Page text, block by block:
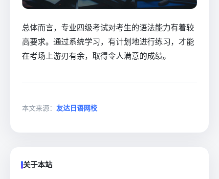
总体而言，专业四级考试对考生的语法能力有着较
高要求。通过系统学习，有计划地进行练习，才能
在考场上游刃有余，取得令人满意的成绩。
本文来源： 友达日语网校
关于本站